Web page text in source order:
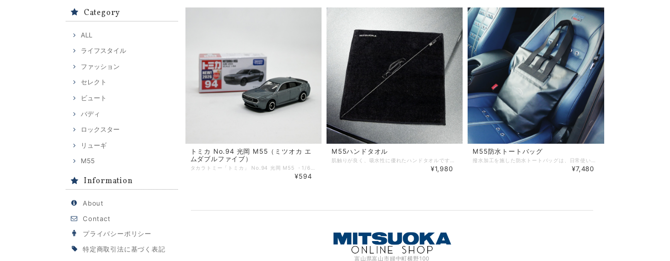
Category
ALL
ライフスタイル
ファッション
セレクト
ビュート
バディ
ロックスター
リューギ
M55
Information
About
Contact
プライバシーポリシー
特定商取引法に基づく表記
トミカ No.94 光岡 M55（ミツオカ エ
ムダブルファイブ）
¥594
M55ハンドタオル
¥1,980
M55防水トートバッグ
¥7,480
富山県富山市婦中町横野100